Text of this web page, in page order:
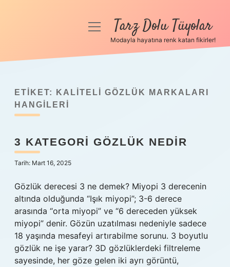
Anasayfa
Yasal Uyarı
menüyüTarz Dolu Tüyolar
Modayla hayatına renk katan fikirler!
ETIKET:
KALITELI GÖZLÜK MARKALARI
HANGILERI
3 KATEGORI GÖZLÜK NEDIR
Tarih: Mart 16, 2025
Gözlük derecesi 3 ne demek? Miyopi 3 derecenin
altında olduğunda “Işık miyopi”; 3-6 derece
arasında “orta miyopi” ve “6 dereceden yüksek
miyopi” denir. Gözün uzatılması nedeniyle sadece
18 yaşında mesafeyi artırabilme sorunu. 3 boyutlu
gözlük ne işe yarar? 3D gözlüklerdeki filtreleme
sayesinde, her göze gelen iki ayrı görüntü,